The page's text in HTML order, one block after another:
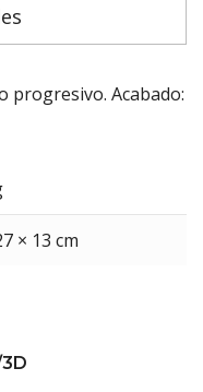
progresivo. Acabado:
× 13 cm